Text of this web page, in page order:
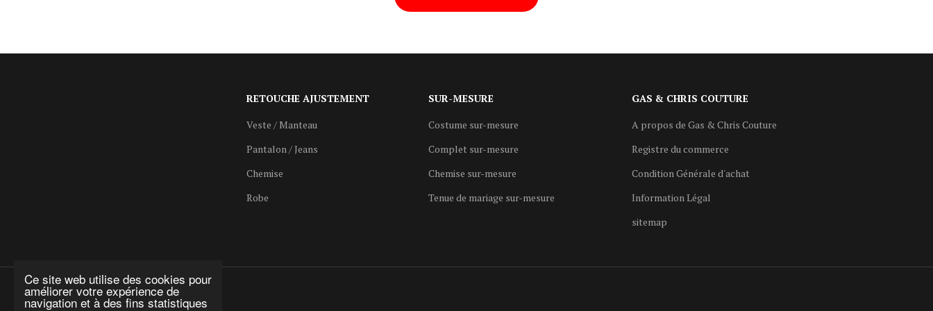
Ce site web utilise des cookies pour
améliorer votre expérience de
navigation et à des fins statistiques
RETOUCHE AJUSTEMENT
Veste / Manteau
Pantalon / Jeans
Chemise
Robe
SUR-MESURE
Costume sur-mesure
Complet sur-mesure
Chemise sur-mesure
Tenue de mariage sur-mesure
GAS & CHRIS COUTURE
A propos de Gas & Chris Couture
Registre du commerce
Condition Générale d'achat
Information Légal
sitemap